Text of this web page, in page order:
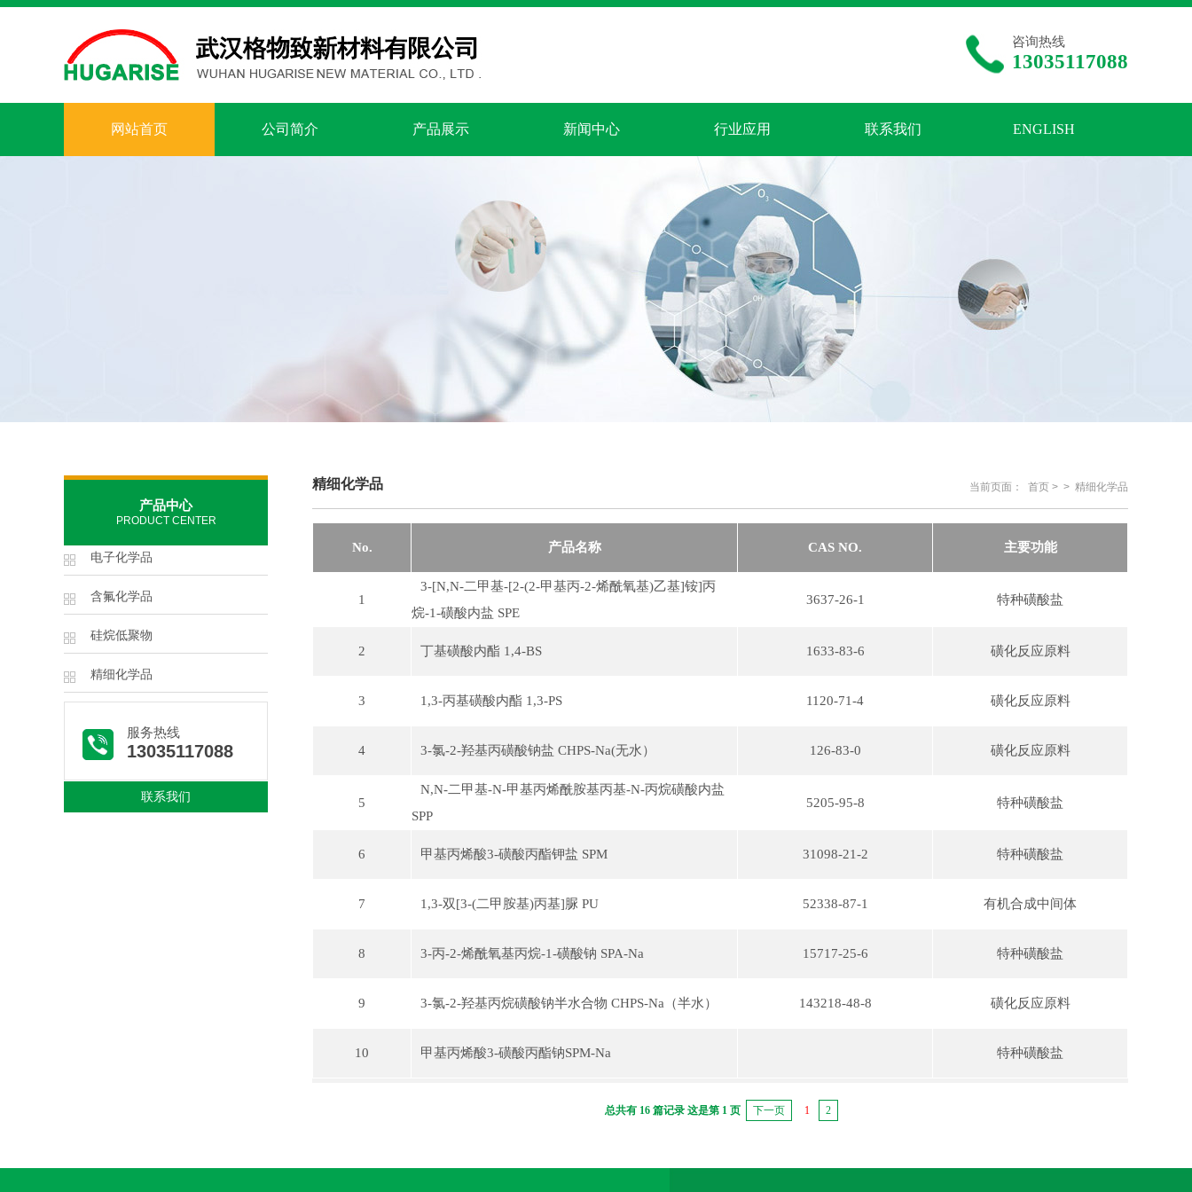
咨询热线
13035117088
网站首页 公司简介 产品展示 新闻中心 行业应用 联系我们 ENGLISH
产品中心
PRODUCT CENTER
电子化学品
含氟化学品
硅烷低聚物
精细化学品
服务热线
13035117088
联系我们
当前页面： 首页 > > 精细化学品
精细化学品
No. 产品名称 CAS NO. 主要功能
1
3-[N,N-二甲基-[2-(2-甲基丙-2-烯酰氧基)乙基]铵]丙
烷-1-磺酸内盐 SPE
3637-26-1 特种磺酸盐
2 丁基磺酸内酯 1,4-BS 1633-83-6 磺化反应原料
3 1,3-丙基磺酸内酯 1,3-PS 1120-71-4 磺化反应原料
4 3-氯-2-羟基丙磺酸钠盐 CHPS-Na(无水） 126-83-0 磺化反应原料
5
N,N-二甲基-N-甲基丙烯酰胺基丙基-N-丙烷磺酸内盐
SPP
5205-95-8 特种磺酸盐
6 甲基丙烯酸3-磺酸丙酯钾盐 SPM 31098-21-2 特种磺酸盐
7 1,3-双[3-(二甲胺基)丙基]脲 PU 52338-87-1 有机合成中间体
8 3-丙-2-烯酰氧基丙烷-1-磺酸钠 SPA-Na 15717-25-6 特种磺酸盐
9 3-氯-2-羟基丙烷磺酸钠半水合物 CHPS-Na（半水） 143218-48-8 磺化反应原料
10 甲基丙烯酸3-磺酸丙酯钠SPM-Na 特种磺酸盐
总共有 16 篇记录 这是第 1 页 下一页 1 2